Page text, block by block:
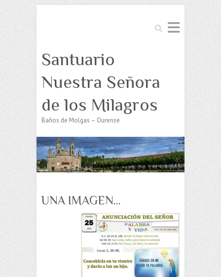
Buscar
Santuario
Nuestra Señora
de los Milagros
Baños de Molgas – Ourense
UNA IMAGEN…